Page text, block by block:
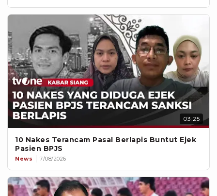
03:25
10 Nakes Terancam Pasal Berlapis Buntut Ejek
Pasien BPJS
News 7/08/2026